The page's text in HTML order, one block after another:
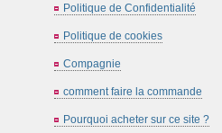
Politique de Confidentialité
Politique de cookies
Compagnie
comment faire la commande
Pourquoi acheter sur ce site ?